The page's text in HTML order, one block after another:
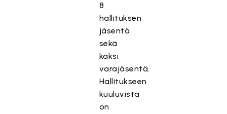
8
hallituksen
jäsentä
sekä
kaksi
varajäsentä.
Hallitukseen
kuuluvista
on